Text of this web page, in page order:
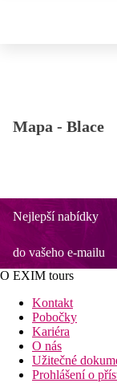
Mapa - Blace
Nejlepší nabídky
do vašeho e-mailu
O EXIM tours
Kontakt
Pobočky
Kariéra
O nás
Užitečné
Prohlášení o